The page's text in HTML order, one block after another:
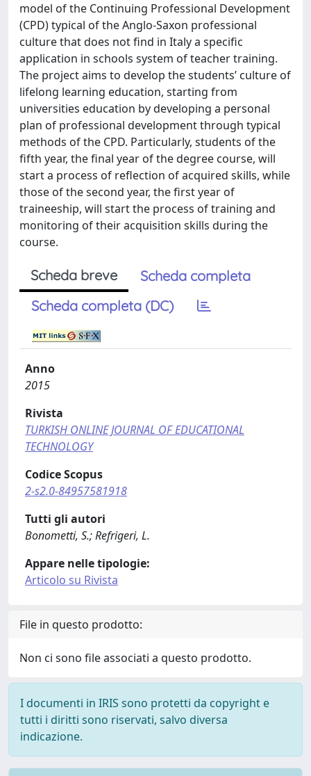
model of the Continuing Professional Development
(CPD) typical of the Anglo-Saxon professional
culture that does not find in Italy a specific
application in schools system of teacher training.
The project aims to develop the students’ culture of
lifelong learning education, starting from
universities education by developing a personal
plan of professional development through typical
methods of the CPD. Particularly, students of the
fifth year, the final year of the degree course, will
start a process of reflection of acquired skills, while
those of the second year, the first year of
traineeship, will start the process of training and
monitoring of their acquisition skills during the
course.
Scheda breve
Scheda completa
Scheda completa (DC)
Anno
2015
Rivista
TURKISH ONLINE JOURNAL OF EDUCATIONAL
TECHNOLOGY
Codice Scopus
2-s2.0-84957581918
Tutti gli autori
Bonometti, S.; Refrigeri, L.
Appare nelle tipologie:
Articolo su Rivista
File in questo prodotto:
Non ci sono file associati a questo prodotto.
I documenti in IRIS sono protetti da copyright e
tutti i diritti sono riservati, salvo diversa
indicazione.